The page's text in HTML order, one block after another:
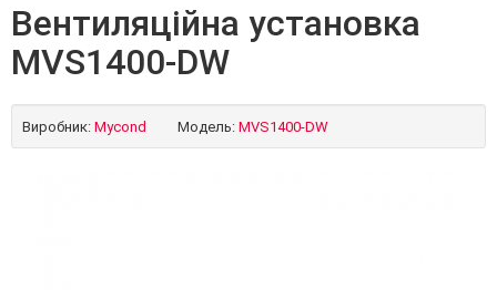
Вентиляційна установка
MVS1400-DW
Виробник: Mycond Модель: MVS1400-DW